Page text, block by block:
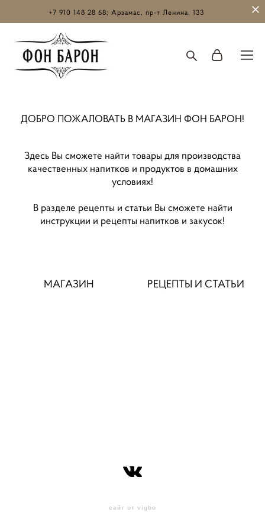
+7 910 148 28 68; Арзамас, пр-т Ленина, 133
ДОБРО ПОЖАЛОВАТЬ В МАГАЗИН ФОН БАРОН!
Здесь Вы сможете найти товары для производства
качественных напитков и продуктов в домашних
условиях!
В разделе рецепты и статьи Вы сможете найти
инструкции и рецепты напитков и закусок!
МАГАЗИН РЕЦЕПТЫ И СТАТЬИ
сайт от vigbo